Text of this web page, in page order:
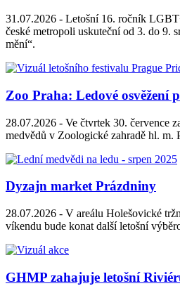
31.07.2026 - Letošní 16. ročník
české metropoli uskuteční od 3. do 9.
mění“.
Zoo Praha: Ledové osvěžení
28.07.2026 - Ve čtvrtek 30. července
medvědů v Zoologické zahradě hl. m.
Dyzajn market Prázdniny
28.07.2026 - V areálu Holešovické
víkendu bude konat další letošní
GHMP zahajuje letošní